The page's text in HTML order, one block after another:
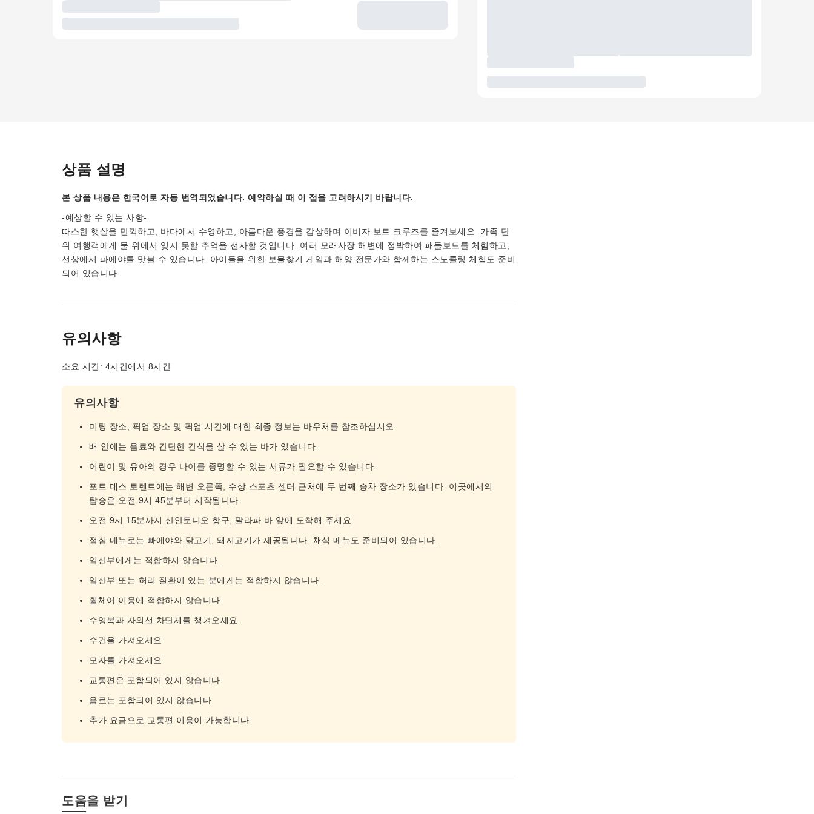
상품 설명
본 상품 내용은 한국어로 자동 번역되었습니다. 예약하실 때 이 점을 고려하시기 바랍니다.
-예상할 수 있는 사항-
따스한 햇살을 만끽하고, 바다에서 수영하고, 아름다운 풍경을 감상하며 이비자 보트 크루즈를 즐겨보세요. 가족 단
위 여행객에게 물 위에서 잊지 못할 추억을 선사할 것입니다. 여러 모래사장 해변에 정박하여 패들보드를 체험하고,
선상에서 파에야를 맛볼 수 있습니다. 아이들을 위한 보물찾기 게임과 해양 전문가와 함께하는 스노클링 체험도 준비
되어 있습니다.
유의사항
소요 시간: 4시간에서 8시간
유의사항
미팅 장소, 픽업 장소 및 픽업 시간에 대한 최종 정보는 바우처를 참조하십시오.
배 안에는 음료와 간단한 간식을 살 수 있는 바가 있습니다.
어린이 및 유아의 경우 나이를 증명할 수 있는 서류가 필요할 수 있습니다.
포트 데스 토렌트에는 해변 오른쪽, 수상 스포츠 센터 근처에 두 번째 승차 장소가 있습니다. 이곳에서의
탑승은 오전 9시 45분부터 시작됩니다.
오전 9시 15분까지 산안토니오 항구, 팔라파 바 앞에 도착해 주세요.
점심 메뉴로는 빠에야와 닭고기, 돼지고기가 제공됩니다. 채식 메뉴도 준비되어 있습니다.
임산부에게는 적합하지 않습니다.
임산부 또는 허리 질환이 있는 분에게는 적합하지 않습니다.
휠체어 이용에 적합하지 않습니다.
수영복과 자외선 차단제를 챙겨오세요.
수건을 가져오세요
모자를 가져오세요
교통편은 포함되어 있지 않습니다.
음료는 포함되어 있지 않습니다.
추가 요금으로 교통편 이용이 가능합니다.
도움을 받기